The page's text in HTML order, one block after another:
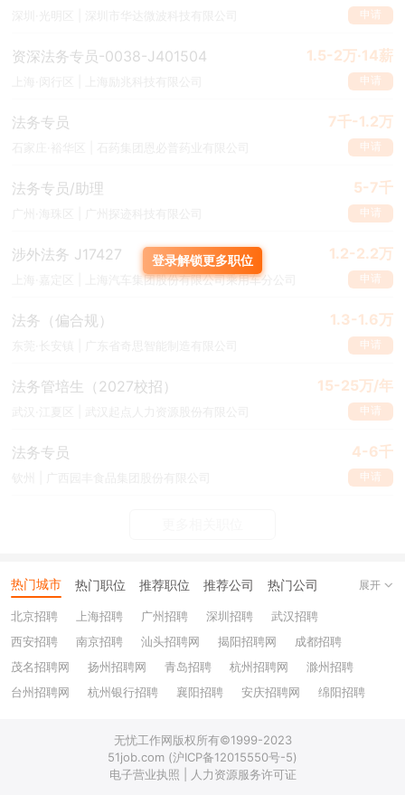
申请
资深法务专员-0038-J401504 1.5-2万·14薪
申请
法务专员 7千-1.2万
申请
法务专员/助理 5-7千
申请
涉外法务 J17427 1.2-2.2万
上海·嘉定区 | 上海汽车集团股份有限公司乘用车分公司 申请
法务（偏合规） 1.3-1.6万
申请
法务管培生（2027校招） 15-25万/年
申请
法务专员 4-6千
申请
登录解锁更多职位
热门城市 热门职位 推荐职位 推荐公司 热门公司
北京招聘 上海招聘 广州招聘 深圳招聘
武汉招聘
西安招聘
南京招聘 汕头招聘网 揭阳招聘网
成都招聘
茂名招聘网
扬州招聘网 青岛招聘 杭州招聘网
滁州招聘
台州招聘网
杭州银行招聘 襄阳招聘 安庆招聘网
绵阳招聘
上饶招聘网
展开
无忧工作网版权所有©1999-2023
51job.com (沪ICP备12015550号-5)
电子营业执照 | 人力资源服务许可证